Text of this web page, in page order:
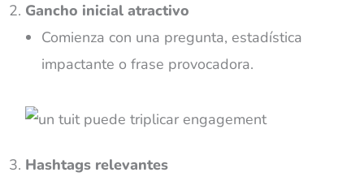
Gancho inicial atractivo
Comienza con una pregunta, estadística
impactante o frase provocadora.
Hashtags relevantes